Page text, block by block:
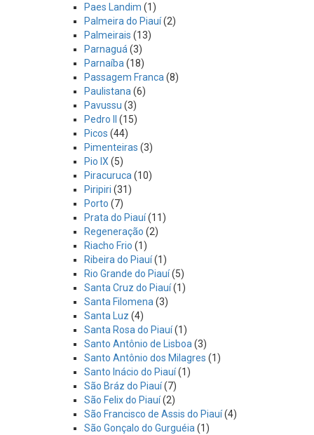
Paes Landim (1)
Palmeira do Piauí(2)
Palmeirais (13)
Parnaguá (3)
Parnaíba (18)
Passagem Franca (8)
Paulistana (6)
Pavussu (3)
Pedro II (15)
Picos (44)
Pimenteiras (3)
Pio IX (5)
Piracuruca (10)
Piripiri (31)
Porto (7)
Prata do Piauí(11)
Regeneração (2)
Riacho Frio (1)
Ribeira do Piauí(1)
Rio Grande do Piauí(5)
Santa Cruz do Piauí(1)
Santa Filomena (3)
Santa Luz (4)
Santa Rosa do Piauí(1)
Santo Antônio de Lisboa (3)
Santo Antônio dos Milagres (1)
Santo Inácio do Piauí(1)
São Bráz do Piauí(7)
São Felix do Piauí(2)
São Francisco de Assis do Piauí(4)
São Gonçalo do Gurguéia (1)